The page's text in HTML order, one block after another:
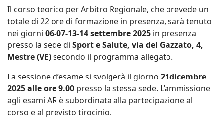
Il corso teorico per Arbitro Regionale, che prevede un
totale di 22 ore di formazione in presenza, sarà tenuto
nei giorni 06-07-13-14 settembre 2025 in presenza
presso la sede di Sport e Salute, via del Gazzato, 4,
Mestre (VE)secondo il programma allegato.
La sessione d’esame si svolgerà il giorno 21dicembre
2025 alle ore 9.00 presso la stessa sede. L’ammissione
agli esami AR è subordinata alla partecipazione al
corso e al previsto tirocinio.